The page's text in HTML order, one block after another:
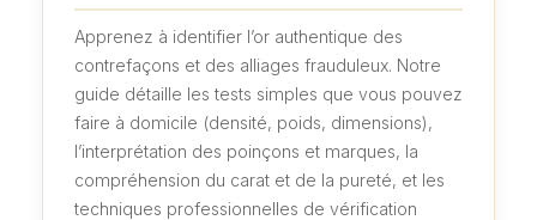
Apprenez à identifier l’or authentique des
contrefaçons et des alliages frauduleux. Notre
guide détaille les tests simples que vous pouvez
faire à domicile (densité, poids, dimensions),
l’interprétation des poinçons et marques, la
compréhension du carat et de la pureté, et les
techniques professionnelles de vérification